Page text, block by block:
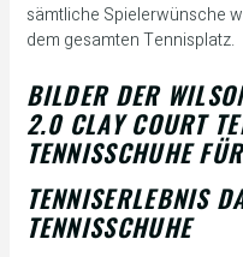
sämtliche Spielerwünsche
dem gesamten Tennisplatz.
BILDER DER
2.0 CLAY COURT
TENNISSCHUHE
TENNISERLEBNIS
TENNISSCHUHE